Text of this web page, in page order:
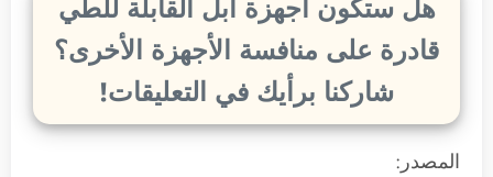
هل ستكون أجهزة آبل القابلة للطي
قادرة على منافسة الأجهزة الأخرى؟
شاركنا برأيك في التعليقات!
المصدر: